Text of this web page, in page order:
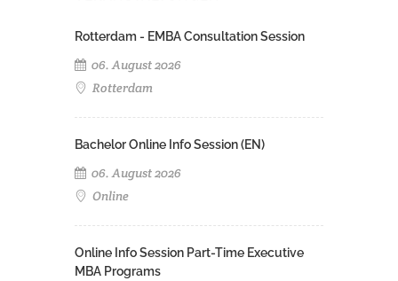
Rotterdam - EMBA Consultation Session
06. August 2026
Rotterdam
Bachelor Online Info Session (EN)
06. August 2026
Online
Online Info Session Part-Time Executive
MBA Programs